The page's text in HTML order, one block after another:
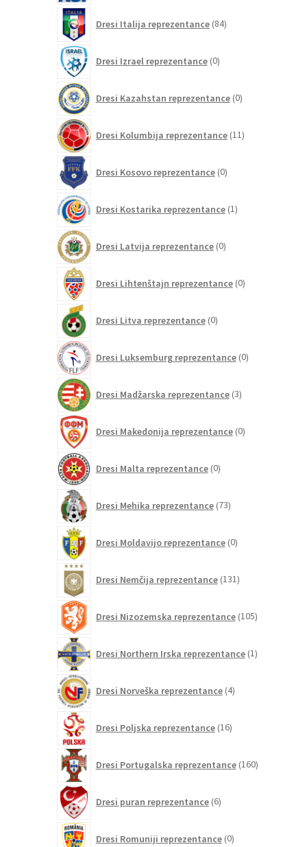
Dresi Italija reprezentance 84izdelkov
Dresi Izrael reprezentance 0izdelkov
Dresi Kazahstan reprezentance 0izdelkov
Dresi Kolumbija reprezentance 11izdelkov
Dresi Kosovo reprezentance 0izdelkov
Dresi Kostarika reprezentance 1izdelek
Dresi Latvija reprezentance 0izdelkov
Dresi Lihtenštajn reprezentance 0izdelkov
Dresi Litva reprezentance 0izdelkov
Dresi Luksemburg reprezentance 0izdelkov
Dresi Madžarska reprezentance 3izdelki
Dresi Makedonija reprezentance 0izdelkov
Dresi Malta reprezentance 0izdelkov
Dresi Mehika reprezentance 73izdelkov
Dresi Moldavijo reprezentance 0izdelkov
Dresi Nemčija reprezentance 131izdelkov
Dresi Nizozemska reprezentance 105izdelkov
Dresi Northern Irska reprezentance 1izdelek
Dresi Norveška reprezentance 4izdelki
Dresi Poljska reprezentance 16izdelkov
Dresi Portugalska reprezentance 160izdelkov
Dresi puran reprezentance 6izdelkov
Dresi Romuniji reprezentance 0izdelkov